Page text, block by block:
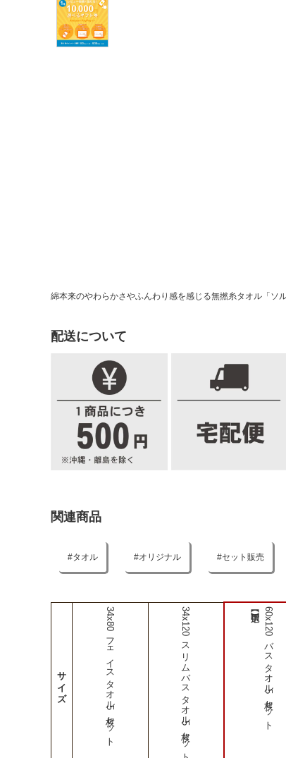
綿本来のやわらかさやふんわり感を感じる無撚糸タオル「ソ
配送について
関連商品
タオル オリジナル セット販売
サイズ 34x80フェイスタオル5枚セット 34x120スリムバスタオル5枚セット 60x120バスタオル5枚セット